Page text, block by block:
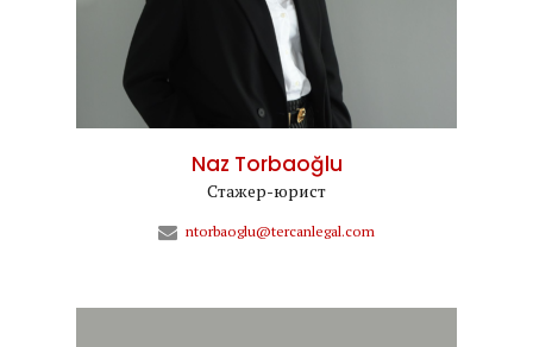
Naz Torbaoğlu
Стажер-юрист
ntorbaoglu@tercanlegal.com